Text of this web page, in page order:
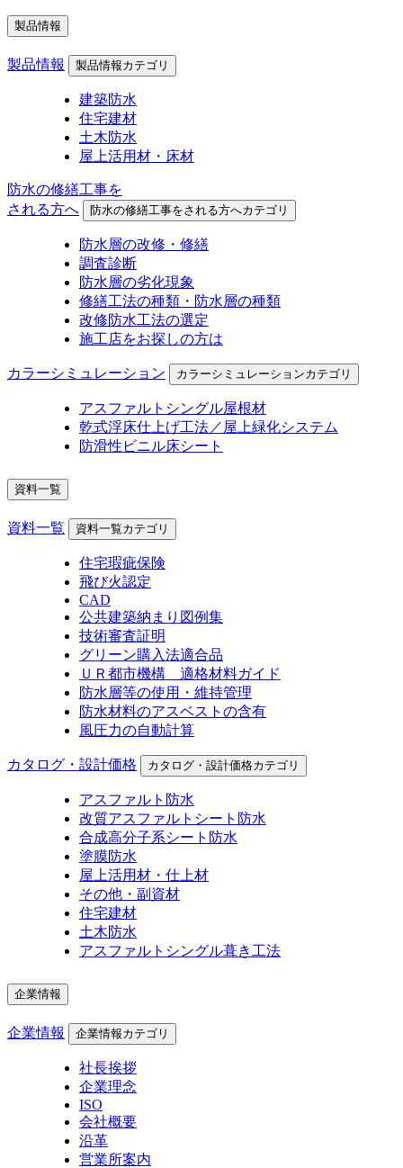
製品情報
製品情報 製品情報カテゴリ
建築防水
住宅建材
土木防水
屋上活用材・床材
防水の修繕工事を
される方へ
防水の修繕工事をされる方へカテゴリ
防水層の改修・修繕
調査診断
防水層の劣化現象
修繕工法の種類・防水層の種類
改修防水工法の選定
施工店をお探しの方は
カラーシミュレーション カラーシミュレーションカテゴリ
アスファルトシングル屋根材
乾式浮床仕上げ工法／屋上緑化システム
防滑性ビニル床シート
資料一覧
資料一覧 資料一覧カテゴリ
住宅瑕疵保険
飛び火認定
CAD
公共建築納まり図例集
技術審査証明
グリーン購入法適合品
ＵＲ都市機構 適格材料ガイド
防水層等の使用・維持管理
防水材料のアスベストの含有
風圧力の自動計算
カタログ・設計価格 カタログ・設計価格カテゴリ
アスファルト防水
改質アスファルトシート防水
合成高分子系シート防水
塗膜防水
屋上活用材・仕上材
その他・副資材
住宅建材
土木防水
アスファルトシングル葺き工法
企業情報
企業情報 企業情報カテゴリ
社長挨拶
企業理念
ISO
会社概要
沿革
営業所案内